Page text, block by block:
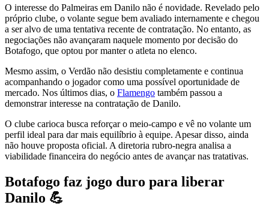
O interesse do Palmeiras em Danilo não é novidade. Revelado pelo
próprio clube, o volante segue bem avaliado internamente e chegou
a ser alvo de uma tentativa recente de contratação. No entanto, as
negociações não avançaram naquele momento por decisão do
Botafogo, que optou por manter o atleta no elenco.
Mesmo assim, o Verdão não desistiu completamente e continua
acompanhando o jogador como uma possível oportunidade de
mercado. Nos últimos dias, o Flamengo também passou a
demonstrar interesse na contratação de Danilo.
O clube carioca busca reforçar o meio-campo e vê no volante um
perfil ideal para dar mais equilíbrio à equipe. Apesar disso, ainda
não houve proposta oficial. A diretoria rubro-negra analisa a
viabilidade financeira do negócio antes de avançar nas tratativas.
Botafogo faz jogo duro para liberar
Danilo 💪